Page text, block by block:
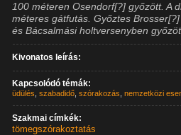
100 méteren Osendorf[?] győzött. A
méteres gátfutás. Győztes
és Bácsalmási holtversenyben
Kivonatos leírás:
Kapcsolódó témák:
üdülés ,szabadidő ,szórakozás ,nemzetközi
Szakmai címkék:
tömegszórakoztatás